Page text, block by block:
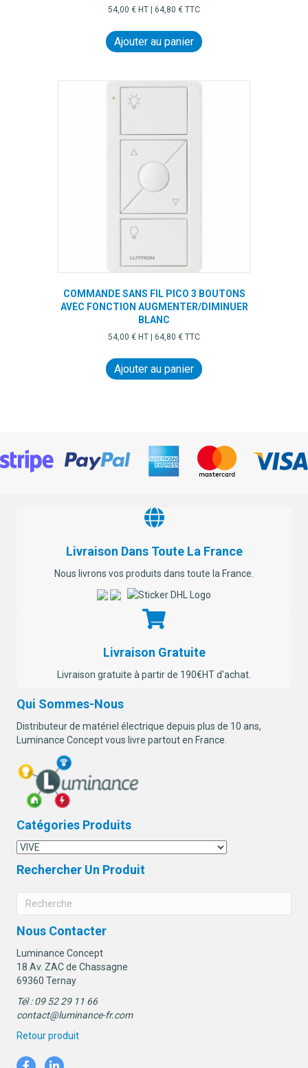
54,00 € HT | 64,80 € TTC
Ajouter au panier
COMMANDE SANS FIL PICO 3 BOUTONS
AVEC FONCTION AUGMENTER/DIMINUER
BLANC
54,00 € HT | 64,80 € TTC
Ajouter au panier
Livraison Dans Toute La France
Nous livrons vos produits dans toute la France.
Livraison Gratuite
Livraison gratuite à partir de 190€HT d'achat.
Qui Sommes-Nous
Distributeur de matériel électrique depuis plus de 10 ans,
Luminance Concept vous livre partout en France.
Catégories Produits
Rechercher Un Produit
Nous Contacter
Luminance Concept
18 Av. ZAC de Chassagne
69360 Ternay
Tél : 09 52 29 11 66
contact@luminance-fr.com
Retour produit